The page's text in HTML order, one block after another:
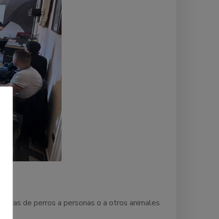
de perros a personas o a otros animales